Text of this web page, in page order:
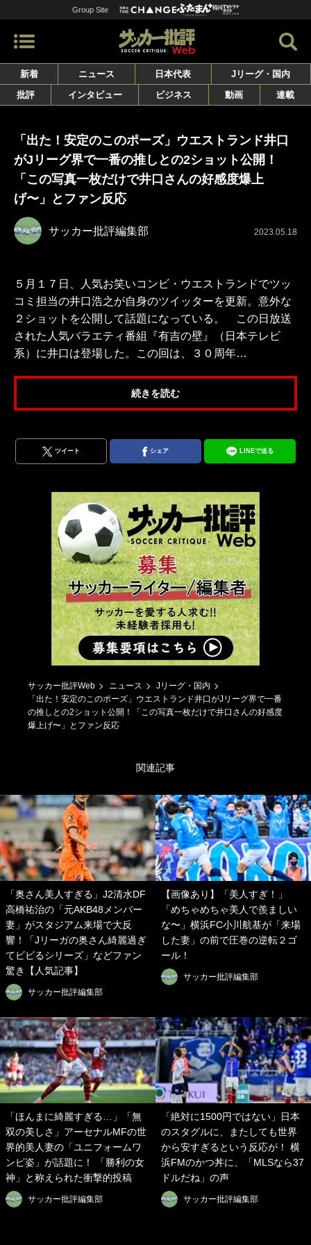
Group Site
新着 ニュース 日本代表
Jリーグ・国内
批評
インタビュー ビジネス 動画 連載
「出た！安定のこのポーズ」ウエストランド井口
がJリーグ界で一番の推しとの2ショット公開！
「この写真一枚だけで井口さんの好感度爆上
げ〜」とファン反応
サッカー批評編集部 2023.05.18
５月１７日、人気お笑いコンビ・ウエストランドでツッ
コミ担当の井口浩之が自身のツイッターを更新。意外な
２ショットを公開して話題になっている。 この日放送
された人気バラエティ番組『有吉の壁』（日本テレビ
系）に井口は登場した。この回は、３０周年…
続きを読む
ツイート シェア LINEで送る
サッカー批評Web ニュース
Jリーグ・国内
「出た！安定のこのポーズ」ウエストランド井口がJリーグ界で一番
の推しとの2ショット公開！「この写真一枚だけで井口さんの好感度
爆上げ〜」とファン反応
関連記事
「奥さん美人すぎる」J2清水DF
高橋祐治の「元AKB48メンバー
妻」がスタジアム来場で大反
響！「Jリーガの奥さん綺麗過ぎ
てビビるシリーズ」などファン
驚き【人気記事】
サッカー批評編集部
【画像あり】「美人すぎ！」
「めちゃめちゃ美人で羨ましい
な〜」横浜FC小川航基が「来場
した妻」の前で圧巻の逆転２ゴ
ール！
サッカー批評編集部
「ほんまに綺麗すぎる…」「無
双の美しさ」アーセナルMFの世
界的美人妻の「ユニフォームワ
ンピ姿」が話題に！ 「勝利の女
神」と称えられた衝撃的投稿
サッカー批評編集部
「絶対に1500円ではない」日本
のスタグルに、またしても世界
から安すぎるという反応が！ 横
浜FMのかつ丼に、「MLSなら37
ドルだね」の声
サッカー批評編集部